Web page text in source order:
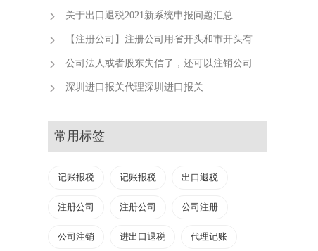
关于出口退税2021新系统申报问题汇总
【注册公司】注册公司用省开头和市开头有什么不同？
公司法人或者股东失信了，还可以注销公司吗？
深圳进口报关代理深圳进口报关
常用标签
记账报税 记账报税 出口退税
注册公司 注册公司 公司注册
公司注销 进出口退税 代理记账